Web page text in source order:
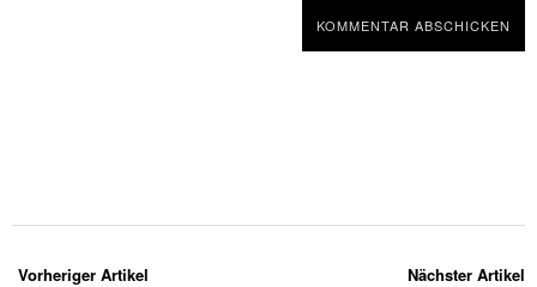
Vorheriger Artikel Nächster Artikel